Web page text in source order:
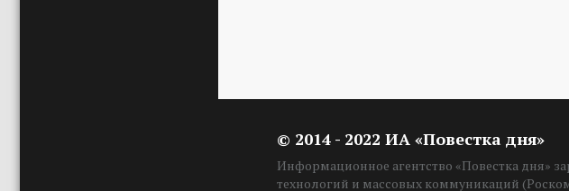
© 2014 - 2022 ИА «Повестка дня»
Информационное агентство «Повестка дня»
технологий и массовых коммуникаций